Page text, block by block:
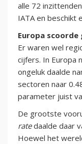
alle 72
IATA en beschikt
Europa scoorde
Er waren wel
cijfers. In Europa
ongeluk daalde
sectoren naar
parameter juist
De grootste
ratedaalde daar
Hoewel het